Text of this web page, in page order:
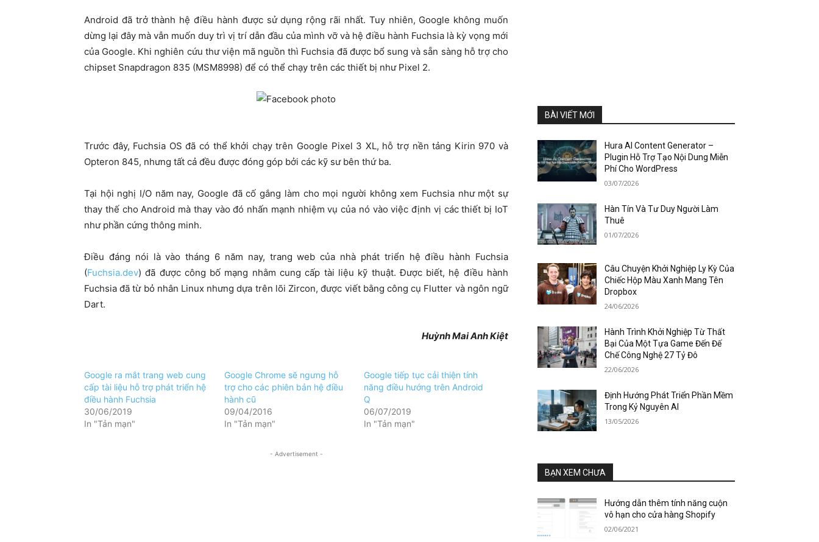
Android đã trở thành hệ điều hành được sử dụng rộng rãi nhất. Tuy nhiên, Google không muốn
dừng lại đây mà vẫn muốn duy trì vị trí dẫn đầu của mình vỡ và hệ điều hành Fuchsia là kỳ vọng mới
của Google. Khi nghiên cứu thư viện mã nguồn thì Fuchsia đã được bổ sung và sẵn sàng hỗ trợ cho
chipset Snapdragon 835 (MSM8998) để có thể chạy trên các thiết bị như Pixel 2.
Trước đây, Fuchsia OS đã có thể khởi chạy trên Google Pixel 3 XL, hỗ trợ nền tảng Kirin 970 và
Opteron 845, nhưng tất cả đều được đóng góp bởi các kỹ sư bên thứ ba.
Tại hội nghị I/O năm nay, Google đã cố gắng làm cho mọi người không xem Fuchsia như một sự
thay thế cho Android mà thay vào đó nhấn mạnh nhiệm vụ của nó vào việc định vị các thiết bị IoT
như phần cứng thông minh.
Điều đáng nói là vào tháng 6 năm nay, trang web của nhà phát triển hệ điều hành Fuchsia
(Fuchsia.dev) đã được công bố mạng nhằm cung cấp tài liệu kỹ thuật. Được biết, hệ điều hành
Fuchsia đã từ bỏ nhân Linux nhưng dựa trên lõi Zircon, được viết bằng công cụ Flutter và ngôn ngữ
Dart.
Huỳnh Mai Anh Kiệt
Google ra mắt trang web cung
cấp tài liệu hỗ trợ phát triển hệ
điều hành Fuchsia
30/06/2019
In "Tản mạn"
Google Chrome sẽ ngưng hỗ
trợ cho các phiên bản hệ điều
hành cũ
09/04/2016
In "Tản mạn"
Google tiếp tục cải thiện tính
năng điều hướng trên Android
Q
06/07/2019
In "Tản mạn"
- Advertisement -
BÀI VIẾT MỚI
Hura AI Content Generator –
Plugin Hỗ Trợ Tạo Nội Dung Miễn
Phí Cho WordPress
03/07/2026
Hàn Tín Và Tư Duy Người Làm
Thuê
01/07/2026
Câu Chuyện Khởi Nghiệp Ly Kỳ Của
Chiếc Hộp Màu Xanh Mang Tên
Dropbox
24/06/2026
Hành Trình Khởi Nghiệp Từ Thất
Bại Của Một Tựa Game Đến Đế
Chế Công Nghệ 27 Tỷ Đô
22/06/2026
Định Hướng Phát Triển Phần Mềm
Trong Kỷ Nguyên AI
13/05/2026
BẠN XEM CHƯA
Hướng dẫn thêm tính năng cuộn
vô hạn cho cửa hàng Shopify
02/06/2021